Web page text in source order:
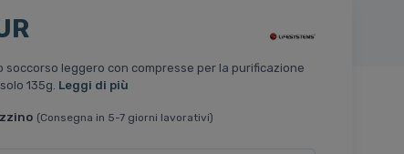
soccorso leggero con compresse per la purificazione
135g. Leggi di più
(Consegna in 5-7 giorni lavorativi)